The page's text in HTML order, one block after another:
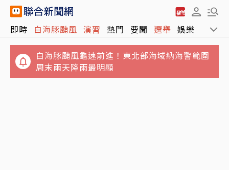
即時 白海豚颱風 演習 熱門 要聞 選舉 娛樂 運動
白海豚颱風龜速前進！東北部海域納海警範圍
周末兩天降雨最明顯